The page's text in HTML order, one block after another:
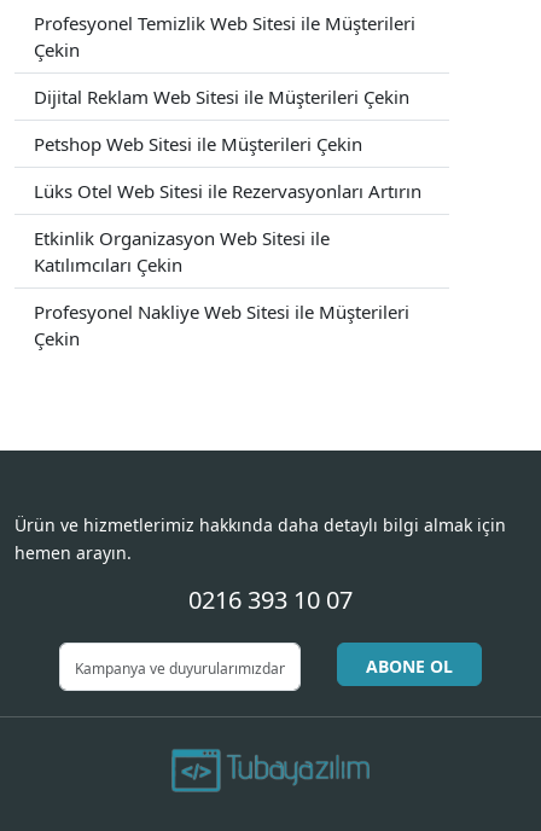
Profesyonel Temizlik Web Sitesi ile Müşterileri
Çekin
Dijital Reklam Web Sitesi ile Müşterileri Çekin
Petshop Web Sitesi ile Müşterileri Çekin
Lüks Otel Web Sitesi ile Rezervasyonları Artırın
Etkinlik Organizasyon Web Sitesi ile
Katılımcıları Çekin
Profesyonel Nakliye Web Sitesi ile Müşterileri
Çekin
Ürün ve hizmetlerimiz hakkında daha detaylı bilgi almak için
hemen arayın.
0216 393 10 07
ABONE OL